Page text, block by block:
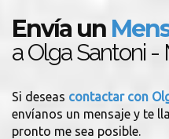
Envía un
a Olga Santoni
Si deseas contactar con
envíanos un mensaje y te
pronto me sea posible.